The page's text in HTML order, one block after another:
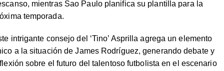
mientras Sao Paulo planifica su plantilla para la
temporada.
intrigante consejo del ‘Tino’ Asprilla agrega un elemento
a la situación de James Rodríguez, generando debate y
sobre el futuro del talentoso futbolista en el escenario